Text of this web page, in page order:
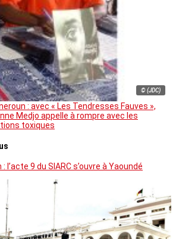
© (JDC)
: avec « Les Tendresses Fauves »,
Medjo appelle à rompre avec les
toxiques
l’acte 9 du SIARC s’ouvre à Yaoundé